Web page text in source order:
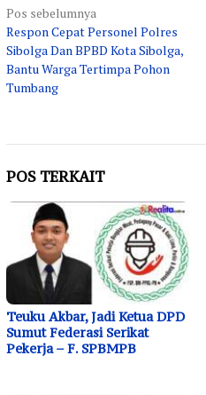
Navigasi
pos
Pos sebelumnya
Respon Cepat Personel Polres
Sibolga Dan BPBD Kota Sibolga,
Bantu Warga Tertimpa Pohon
Tumbang
POS TERKAIT
Teuku Akbar, Jadi Ketua DPD
Sumut Federasi Serikat
Pekerja – F. SPBMPB